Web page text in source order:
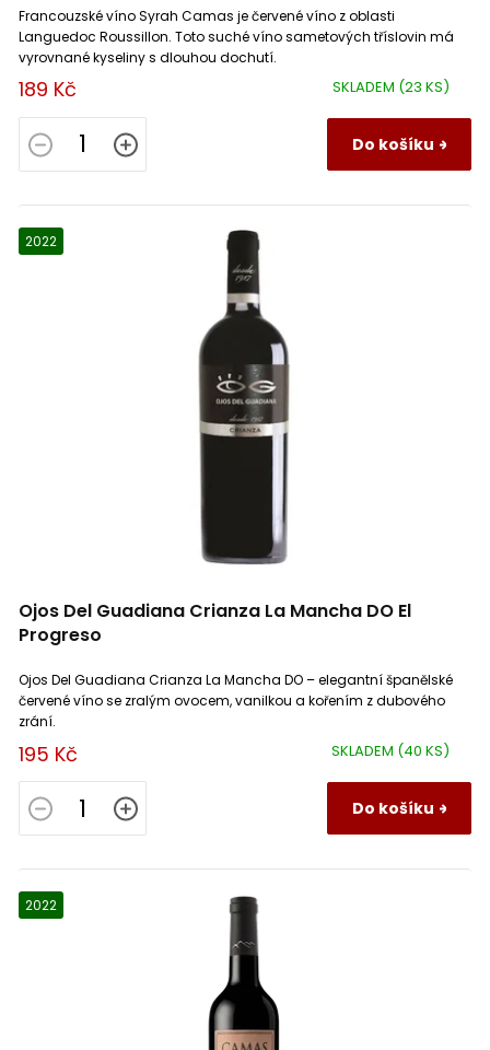
Mediterranée
Montagne Saint Émilion
Sannio
SKLADEM (23 KS)
189 Kč
Do košíku
Francouzské víno Syrah Camas je červené víno z oblasti
Languedoc Roussillon. Toto suché víno sametových tříslovin má
vyrovnané kyseliny s dlouhou dochutí.
2022
Ojos Del Guadiana Crianza La Mancha DO El
Progreso
SKLADEM (40 KS)
195 Kč
Do košíku
Ojos Del Guadiana Crianza La Mancha DO – elegantní španělské
červené víno se zralým ovocem, vanilkou a kořením z dubového
zrání.
2022